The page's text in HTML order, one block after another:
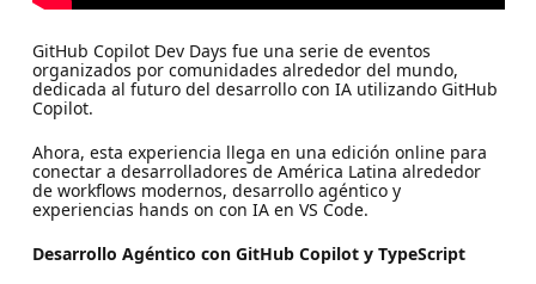
GitHub Copilot Dev Days fue una serie de eventos
organizados por comunidades alrededor del mundo,
dedicada al futuro del desarrollo con IA utilizando GitHub
Copilot.
Ahora, esta experiencia llega en una edición online para
conectar a desarrolladores de América Latina alrededor
de workflows modernos, desarrollo agéntico y
experiencias hands on con IA en VS Code.
Desarrollo Agéntico con GitHub Copilot y TypeScript